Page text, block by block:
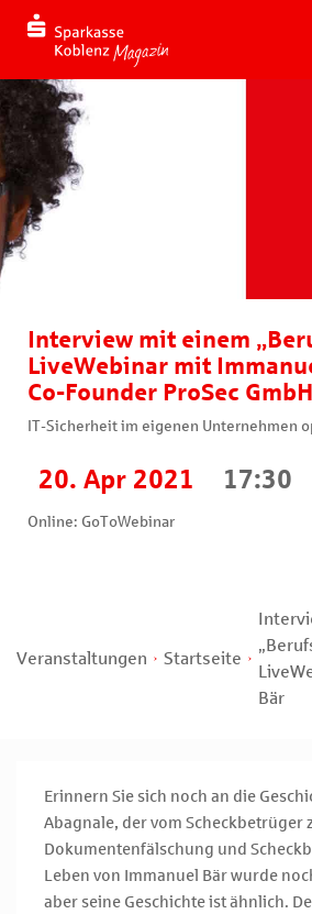
Interview mit einem
LiveWebinar mit
Co-Founder ProSec GmbH
IT-Sicherheit im eigenen Unternehmen
20. Apr 2021 17:30
Online: GoToWebinar
Veranstaltungen Startseite
Bär
Erinnern Sie sich noch an die
Abagnale, der vom Scheckbetrüger
Dokumentenfälschung und
Leben von Immanuel Bär wurde
aber seine Geschichte ist ähnlich.